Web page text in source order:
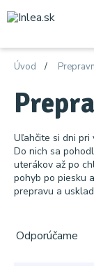
Úvod
Uľahčite si dni pri
Do nich sa
uterákov až po
pohyb po piesku a
prepravu a
Odporúčame